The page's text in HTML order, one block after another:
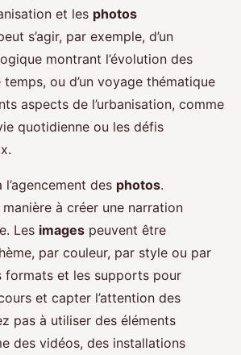
et les photos
s’agir, par exemple, d’un
montrant l’évolution des
ou d’un voyage thématique
aspects de l’urbanisation, comme
quotidienne ou les défis
des photos.
à créer une narration
Les images peuvent être
par couleur, par style ou par
formats et les supports pour
et capter l’attention des
pas à utiliser des éléments
des vidéos, des installations